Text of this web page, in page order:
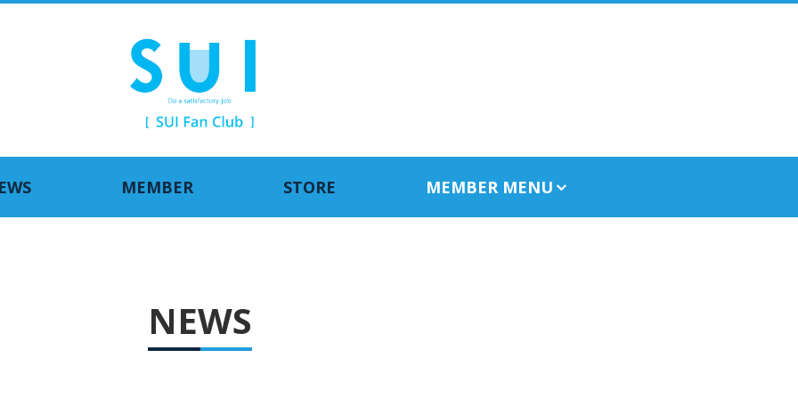
MEMBER STORE MEMBER MENU
NEWS